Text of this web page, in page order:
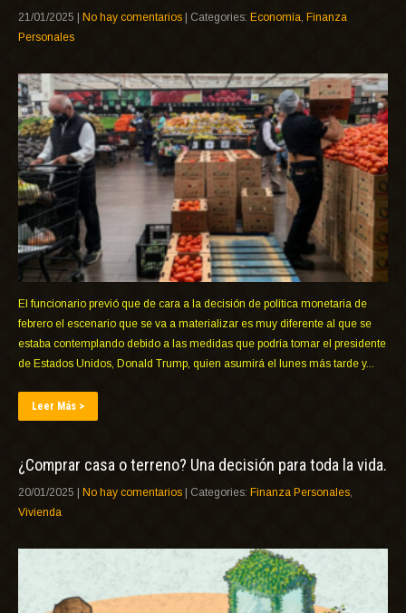
21/01/2025 | No hay comentarios | Categories: Economía Finanza
Personales
El funcionario previó que de cara a la decisión de política monetaria de
febrero el escenario que se va a materializar es muy diferente al que se
estaba contemplando debido a las medidas que podría tomar el presidente
de Estados Unidos, Donald Trump, quien asumirá el lunes más tarde y...
Leer Más >
¿Comprar casa o terreno? Una decisión para toda la vida.
20/01/2025 | No hay comentarios | Categories: Finanza Personales
Vivienda